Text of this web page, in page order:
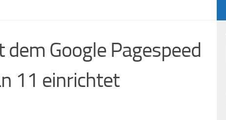
Google Pagespeed
11 einrichtet